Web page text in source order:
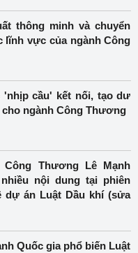
thông minh và chuyển
lĩnh vực của ngành Công
cầu' kết nối, tạo dư
ngành Công Thương
Thương Lê Mạnh
nội dung tại phiên
dự án Luật Dầu khí (sửa
Quốc gia phổ biến Luật